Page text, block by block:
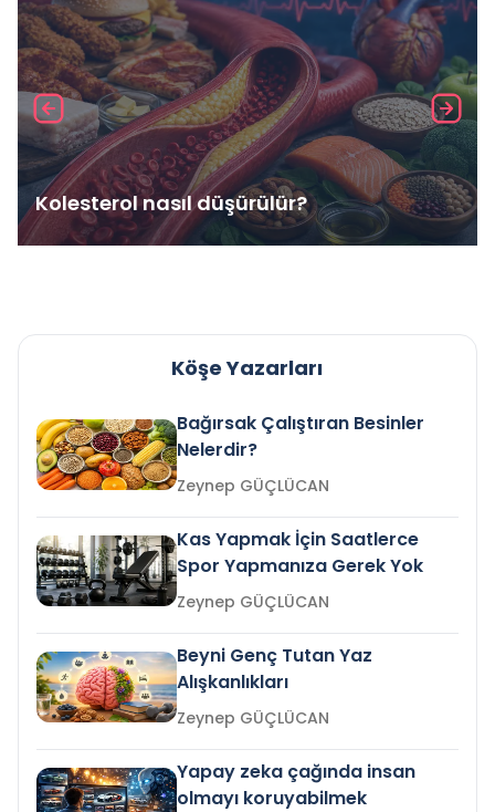
Kolesterol nasıl düşürülür?
Köşe Yazarları
Bağırsak Çalıştıran Besinler
Nelerdir?
Zeynep GÜÇLÜCAN
Kas Yapmak İçin Saatlerce
Spor Yapmanıza Gerek Yok
Zeynep GÜÇLÜCAN
Beyni Genç Tutan Yaz
Alışkanlıkları
Zeynep GÜÇLÜCAN
Yapay zeka çağında insan
olmayı koruyabilmek